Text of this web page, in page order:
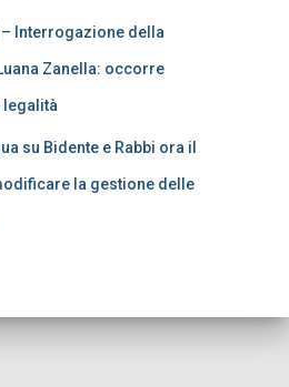
Interrogazione della
Zanella: occorre
su Bidente e Rabbi ora il
la gestione delle